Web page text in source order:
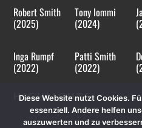
Robert Smith
(2025)
Tony Iommi
(2024)
Inga Rumpf
(2022)
Patti Smith
(2022)
HIGHLIGHTS
Diese Website nutzt Cookies.
essenziell. Andere helfen
auszuwerten und zu